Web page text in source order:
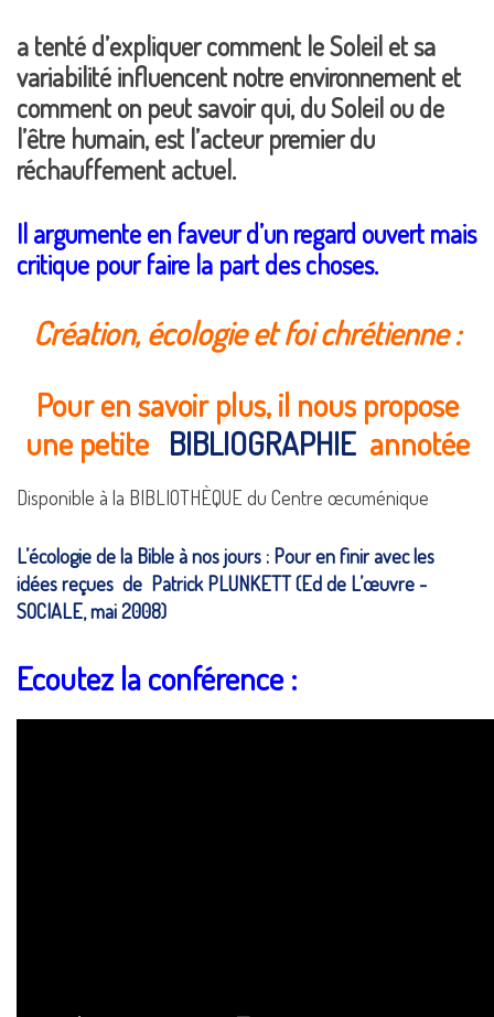
a tenté d’expliquer comment le Soleil et sa
variabilité influencent notre environnement et
comment on peut savoir qui, du Soleil ou de
l’être humain, est l’acteur premier du
réchauffement actuel.
Il argumente en faveur d’un regard ouvert mais
critique pour faire la part des choses.
Création, écologie et foi chrétienne :
Pour en savoir plus, il nous propose
une petite BIBLIOGRAPHIEannotée
Disponible à la BIBLIOTHÈQUE du Centre œcuménique
L’écologie de la Bible à nos jours : Pour en finir avec les
idées reçues de Patrick PLUNKETT (Ed de L’œuvre -
SOCIALE, mai 2008)
Ecoutez la conférence :